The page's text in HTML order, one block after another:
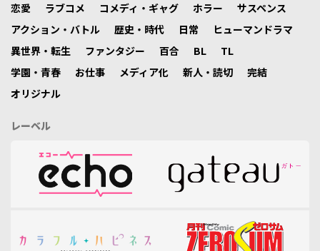
恋愛
ラブコメ コメディ・ギャグ ホラー
サスペンス
アクション・バトル
歴史・時代 日常
ヒューマンドラマ
異世界・転生
ファンタジー 百合 BL
TL
学園・青春
お仕事 メディア化 新人・読切
完結
オリジナル
レーベル